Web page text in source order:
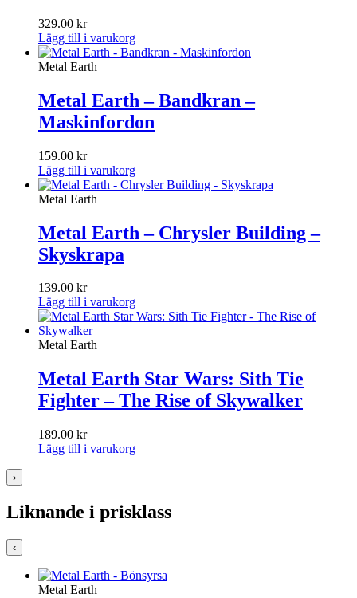
329.00 kr
Lägg till i varukorg
Metal Earth
Metal Earth – Bandkran –
Maskinfordon
159.00 kr
Lägg till i varukorg
Metal Earth
Metal Earth – Chrysler Building –
Skyskrapa
139.00 kr
Lägg till i varukorg
Metal Earth
Metal Earth Star Wars: Sith Tie
Fighter – The Rise of Skywalker
189.00 kr
Lägg till i varukorg
›
Liknande i prisklass
‹
Metal Earth